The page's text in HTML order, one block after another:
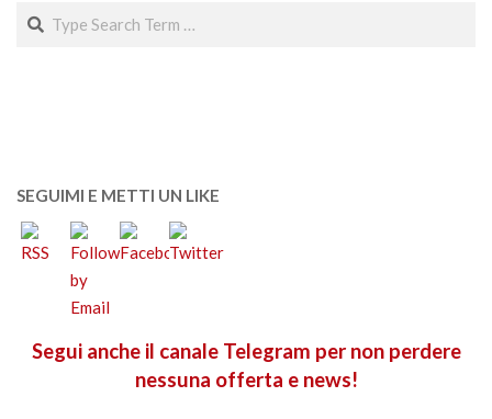
Search
SEGUIMI E METTI UN LIKE
Segui anche il canale Telegram per non perdere
nessuna offerta e news!